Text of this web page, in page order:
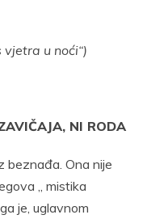
vjetra u noći“)
NI RODA
beznađa. Ona nije
„ mistika
je, uglavnom